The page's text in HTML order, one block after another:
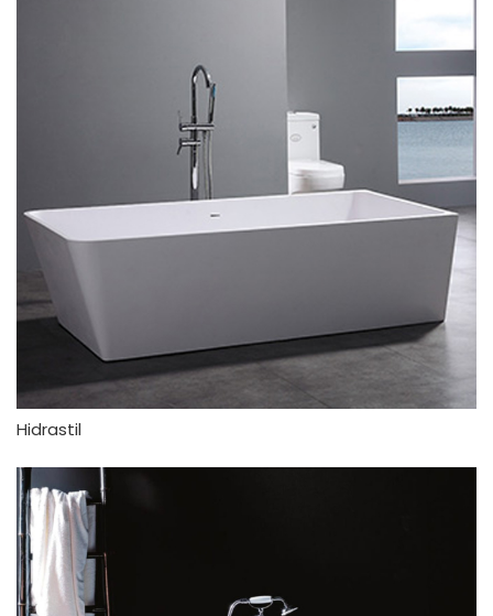
Hidrastil